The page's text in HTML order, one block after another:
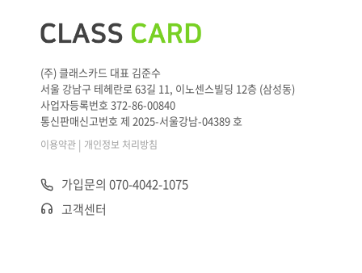
(주) 클래스카드 대표 김준수
서울 강남구 테헤란로 63길 11, 이노센스빌딩 12층 (삼성동)
사업자등록번호 372-86-00840
통신판매신고번호 제 2025-서울강남-04389 호
이용약관 | 개인정보 처리방침
가입문의 070-4042-1075
고객센터